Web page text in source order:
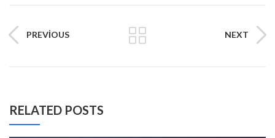
PREVIOUS NEXT
RELATED POSTS